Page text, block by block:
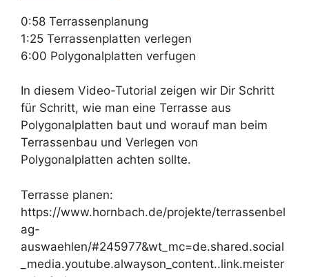
0:58 Terrassenplanung
1:25 Terrassenplatten verlegen
6:00 Polygonalplatten verfugen
In diesem Video-Tutorial zeigen wir Dir Schritt
für Schritt, wie man eine Terrasse aus
Polygonalplatten baut und worauf man beim
Terrassenbau und Verlegen von
Polygonalplatten achten sollte.
Terrasse planen:
https://www.hornbach.de/projekte/terrassenbel
ag-
auswaehlen/#245977&wt_mc=de.shared.social
_media.youtube.alwayson_content..link.meister